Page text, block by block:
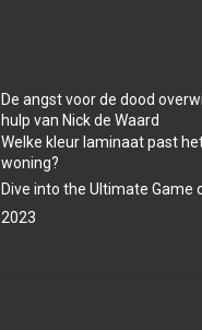
De angst voor de dood
hulp van Nick de Waard
Welke kleur laminaat past
woning?
Dive into the Ultimate Game
2023